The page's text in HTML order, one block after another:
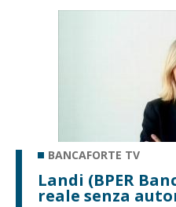
BANCAFORTE TV
Landi (BPER
reale senza